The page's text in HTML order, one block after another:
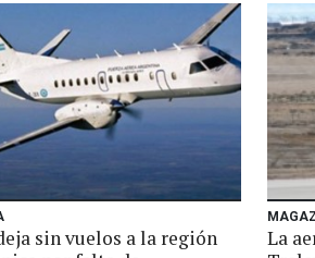
sin vuelos a la región
La